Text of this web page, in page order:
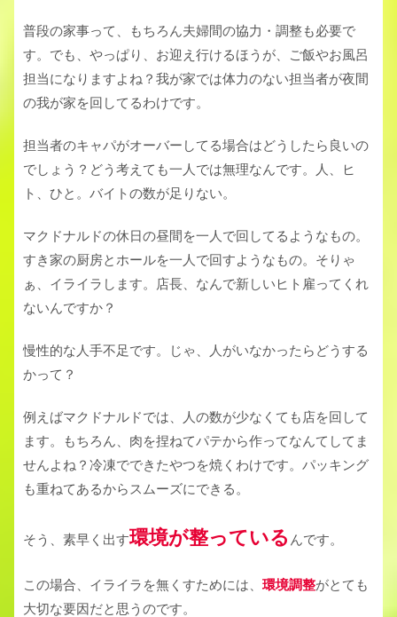
普段の家事って、もちろん夫婦間の協力・調整も必要で
す。でも、やっぱり、お迎え行けるほうが、ご飯やお風呂
担当になりますよね？我が家では体力のない担当者が夜間
の我が家を回してるわけです。
担当者のキャパがオーバーしてる場合はどうしたら良いの
でしょう？どう考えても一人では無理なんです。人、ヒ
ト、ひと。バイトの数が足りない。
マクドナルドの休日の昼間を一人で回してるようなもの。
すき家の厨房とホールを一人で回すようなもの。そりゃ
ぁ、イライラします。店長、なんで新しいヒト雇ってくれ
ないんですか？
慢性的な人手不足です。じゃ、人がいなかったらどうする
かって？
例えばマクドナルドでは、人の数が少なくても店を回して
ます。もちろん、肉を捏ねてパテから作ってなんてしてま
せんよね？冷凍でできたやつを焼くわけです。パッキング
も重ねてあるからスムーズにできる。
そう、素早く出す環境が整っている んです。
この場合、イライラを無くすためには、 環境調整がとても
大切な要因だと思うのです。